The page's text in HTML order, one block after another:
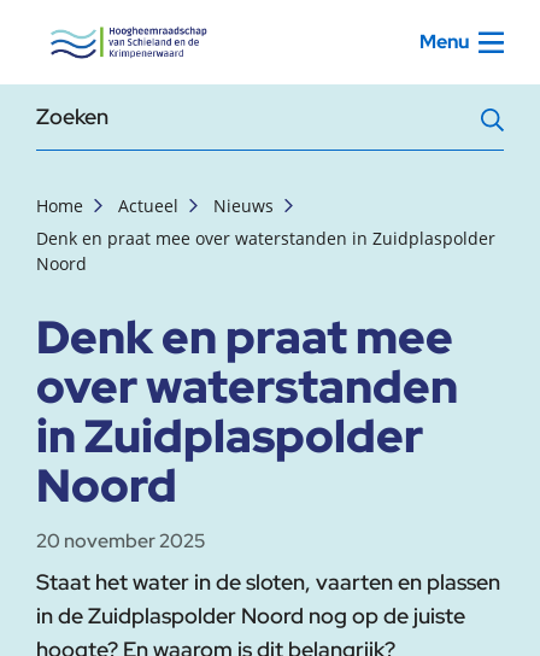
, startpagina Menu
Zoekterm
Home Actueel
Nieuws
Denk en praat mee over waterstanden in Zuidplaspolder
Noord
Denk en praat mee
over waterstanden
in Zuidplaspolder
Noord
20 november 2025
Staat het water in de sloten, vaarten en plassen
in de Zuidplaspolder Noord nog op de juiste
hoogte? En waarom is dit belangrijk?